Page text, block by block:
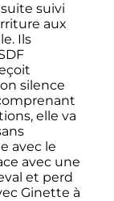
suivi
aux
Ils
silence
elle va
avec le
avec une
et perd
Ginette à